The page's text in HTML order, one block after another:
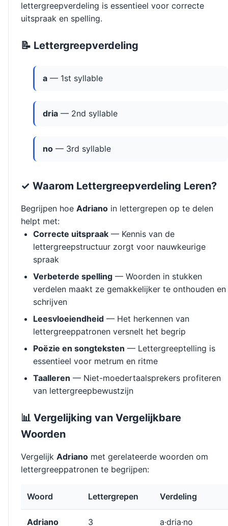
lettergreepverdeling is essentieel voor correcte
uitspraak en spelling.
📝 Lettergreepverdeling
a — 1st syllable
dria — 2nd syllable
no — 3rd syllable
✓ Waarom Lettergreepverdeling Leren?
Begrijpen hoe Adriano in lettergrepen op te delen
helpt met:
Correcte uitspraak — Kennis van de
lettergreepstructuur zorgt voor nauwkeurige
spraak
Verbeterde spelling — Woorden in stukken
verdelen maakt ze gemakkelijker te onthouden en
schrijven
Leesvloeiendheid — Het herkennen van
lettergreeppatronen versnelt het begrip
Poëzie en songteksten — Lettergreeptelling is
essentieel voor metrum en ritme
Taalleren — Niet-moedertaalsprekers profiteren
van lettergreepbewustzijn
📊 Vergelijking van Vergelijkbare
Woorden
Vergelijk Adriano met gerelateerde woorden om
lettergreeppatronen te begrijpen:
Woord Lettergrepen Verdeling
Adriano 3 a·dria·no